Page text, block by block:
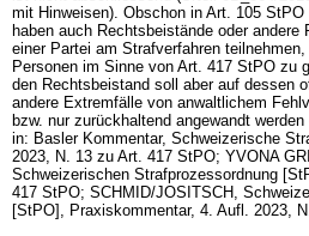
mit Hinweisen). Obschon in Art. 105 StPO
haben auch Rechtsbeistände oder andere
einer Partei am Strafverfahren
Personen im Sinne von Art. 417 StPO zu
den Rechtsbeistand soll aber auf dessen
andere Extremfälle von anwaltlichem
bzw. nur zurückhaltend angewandt
in: Basler Kommentar, Schweizerische
2023, N. 13 zu Art. 417 StPO; YVONA
Schweizerischen Strafprozessordnung
417 StPO; SCHMID/JOSITSCH,
[StPO], Praxiskommentar, 4. Aufl. 2023,